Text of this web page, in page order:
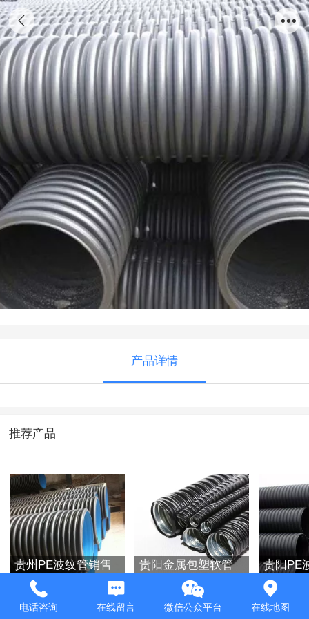
贵阳PE波纹管
产品详情
推荐产品
贵州PE波纹管销售
厂家
贵阳金属包塑软管
批发厂家
贵阳PE
电话咨询 在线留言 微信公众平台 在线地图